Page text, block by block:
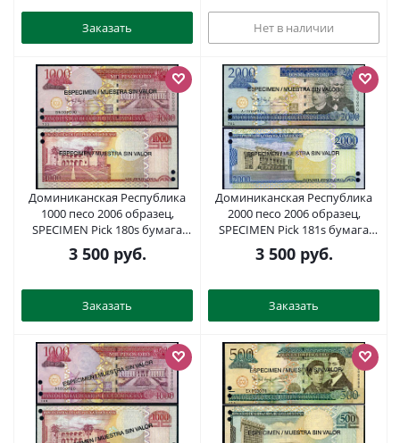
бумага UNC (пресс) 451-170-2
Заказать Нет в наличии
Доминиканская Республика
1000 песо 2006 образец,
SPECIMEN Pick 180s бумага
UNC (пресс) 2197-40-3-2
3 500руб.
Заказать
Доминиканская Республика
2000 песо 2006 образец,
SPECIMEN Pick 181s бумага
UNC (пресс) 2197-41-1-1
3 500руб.
Заказать